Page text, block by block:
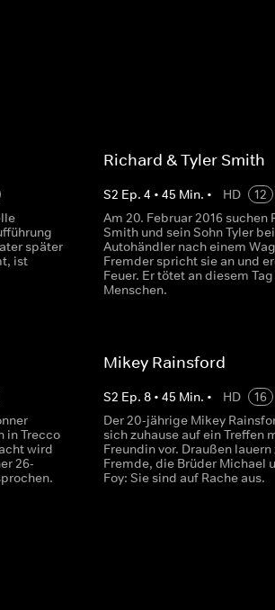
später
ist
Richard & Tyler Smith
S2 Ep. 4 • 45 Min. • HD
12
Am 20. Februar 2016 suchen
Smith und sein Sohn Tyler
Autohändler nach einem
Fremder spricht sie an und
Feuer. Er tötet an diesem
Menschen.
in Trecco
wird
26-
Mikey Rainsford
S2 Ep. 8• 45 Min. • HD
16
Der 20-jährige Mikey
sich zuhause auf ein Treffen
Freundin vor. Draußen lauern
Fremde, die Brüder Michael
Foy: Sie sind auf Rache aus.